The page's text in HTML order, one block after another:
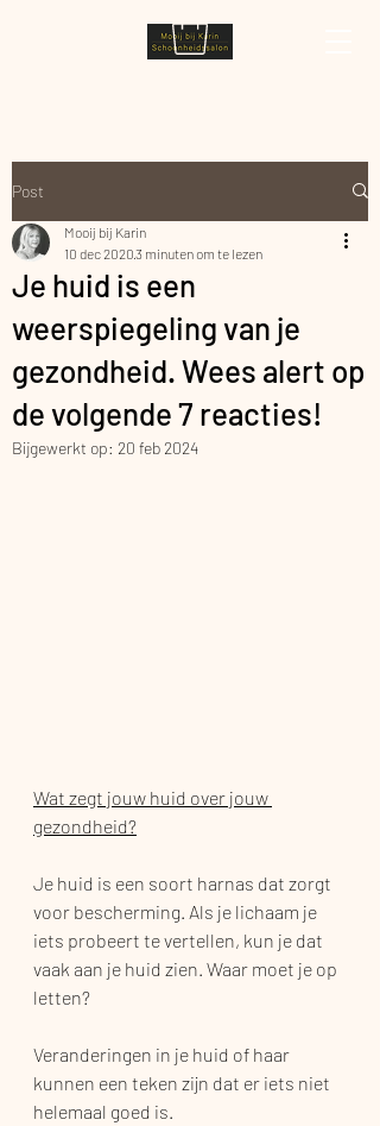
Post
Je huid is een
weerspiegeling van je
gezondheid. Wees alert op
de volgende 7 reacties!
Mooij bij Karin
10 dec 20203 minuten om te lezen
Bijgewerkt op: 20 feb 2024
Wat zegt jouw huid over jouw
gezondheid?
Je huid is een soort harnas dat zorgt
voor bescherming. Als je lichaam je
iets probeert te vertellen, kun je dat
vaak aan je huid zien. Waar moet je op
letten?
Veranderingen in je huid of haar
kunnen een teken zijn dat er iets niet
helemaal goed is.